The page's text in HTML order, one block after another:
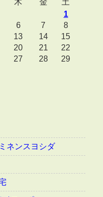
1
6 7
8
13 14
15
20 21
22
27 28
29
ネンスヨシダ